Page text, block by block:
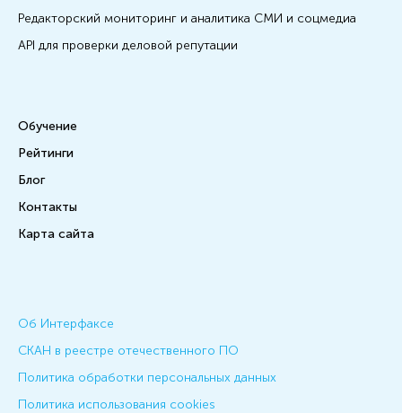
Редакторский мониторинг и аналитика СМИ и соцмедиа
API для проверки деловой репутации
Обучение
Рейтинги
Блог
Контакты
Карта сайта
Об Интерфаксе
СКАН в реестре отечественного ПО
Политика обработки персональных данных
Политика использования cookies